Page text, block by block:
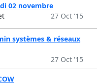
02 novembre
27 Oct '15
systèmes & réseaux
27 Oct '15